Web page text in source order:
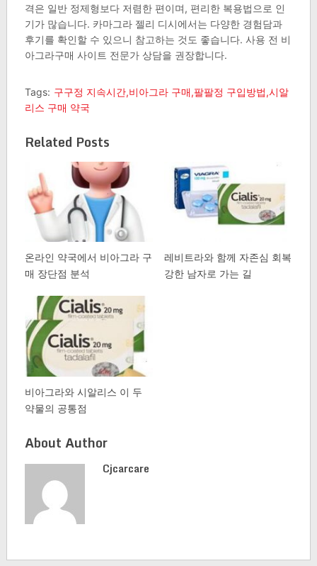
격은 일반 정제형보다 저렴한 편이며, 편리한 복용법으로 인
기가 많습니다. 카마그라 젤리 디시에서는 다양한 경험담과
후기를 확인할 수 있으니 참고하는 것도 좋습니다. 사용 전 비
아그라구매 사이트 전문가 상담을 권장합니다.
Tags: 구구정 지속시간,비아그라 구매,팔팔정 구입방법,시알
리스 구매 약국
Related Posts
온라인 약국에서 비아그라 구
매 장단점 분석
레비트라와 함께 자존심 회복
강한 남자로 가는 길
비아그라와 시알리스 이 두
약물의 공통점
About Author
Cjcarcare